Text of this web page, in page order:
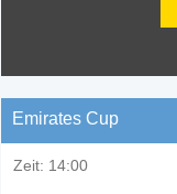
Emirates Cup
Zeit: 14:00